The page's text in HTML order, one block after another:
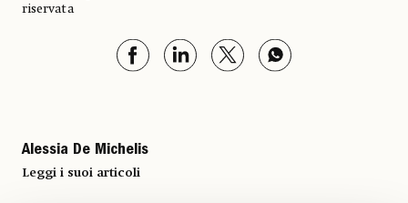
riservata
Alessia De Michelis
Leggi i suoi articoli